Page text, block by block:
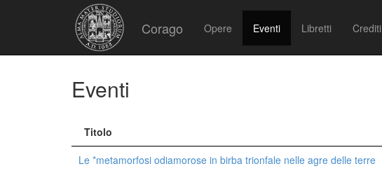
Corago Opere Eventi Libretti Crediti
Eventi
Titolo
Le *metamorfosi odiamorose in birba trionfale nelle agre delle terre